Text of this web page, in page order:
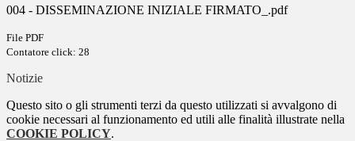
004 - DISSEMINAZIONE INIZIALE FIRMATO_.pdf
File PDF
Contatore click: 28
Notizie
Questo sito o gli strumenti terzi da questo utilizzati si avvalgono di
cookie necessari al funzionamento ed utili alle finalità illustrate nella
COOKIE POLICY.